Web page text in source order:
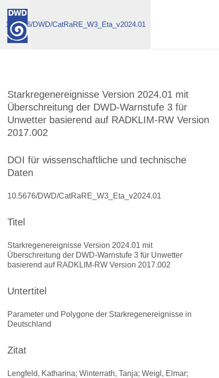
10.5676/DWD/CatRaRE_W3_Eta_v2024.01
Starkregenereignisse Version 2024.01 mit
Überschreitung der DWD-Warnstufe 3 für
Unwetter basierend auf RADKLIM-RW Version
2017.002
DOI für wissenschaftliche und technische
Daten
10.5676/DWD/CatRaRE_W3_Eta_v2024.01
Titel
Starkregenereignisse Version 2024.01 mit
Überschreitung der DWD-Warnstufe 3 für Unwetter
basierend auf RADKLIM-RW Version 2017.002
Untertitel
Parameter und Polygone der Starkregenereignisse in
Deutschland
Zitat
Lengfeld, Katharina; Winterrath, Tanja; Weigl, Elmar;